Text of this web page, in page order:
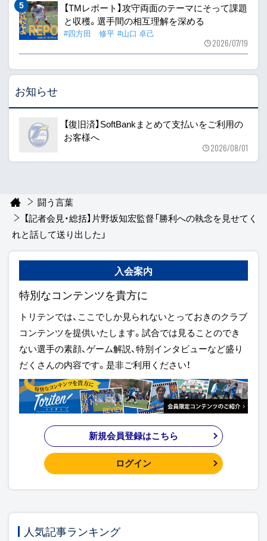
【TMレポート】攻守両面のテーマにそって課題
と収穫。選手間の相互理解を深める
#四方田 修平 #山口 卓己
2026/07/19
お知らせ
【復旧済】SoftBankまとめて支払いをご利用の
お客様へ
2026/08/01
闘う言葉
【記者会見・総括】片野坂知宏監督「勝利への執念を見せてく
れと話して送り出した」
入会案内
特別なコンテンツを貴方に
トリテンでは、ここでしか見られないとっておきのクラブ
コンテンツを提供いたします。試合では見ることのでき
ない選手の素顔、ゲーム解説、特別インタビューなど盛り
だくさんの内容です。是非ご利用ください！
新規会員登録はこちら
ログイン
人気記事ランキング